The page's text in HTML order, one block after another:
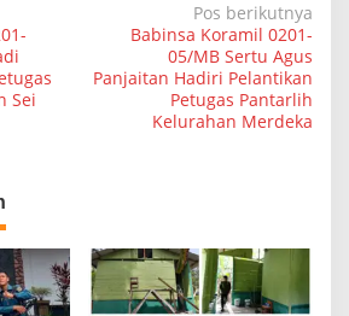
Sei
Pos berikutnya
Babinsa Koramil 0201-
05/MB Sertu Agus
Panjaitan Hadiri Pelantikan
Petugas Pantarlih
Kelurahan Merdeka